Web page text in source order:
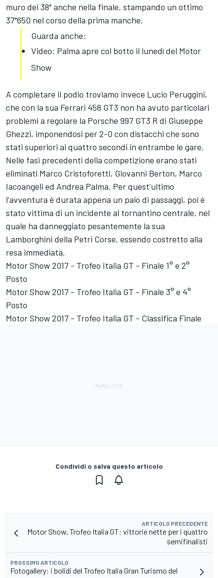
muro dei 38" anche nella finale, stampando un ottimo
37"650 nel corso della prima manche.
Guarda anche:
Video: Palma apre col botto il lunedì del Motor
Show
A completare il podio troviamo invece Lucio Peruggini,
che con la sua Ferrari 458 GT3 non ha avuto particolari
problemi a regolare la Porsche 997 GT3 R di Giuseppe
Ghezzi, imponendosi per 2-0 con distacchi che sono
stati superiori ai quattro secondi in entrambe le gare.
Nelle fasi precedenti della competizione erano stati
eliminati Marco Cristoforetti, Giovanni Berton, Marco
Iacoangeli ed Andrea Palma. Per quest'ultimo
l'avventura è durata appena un paio di passaggi, poi è
stato vittima di un incidente al tornantino centrale, nel
quale ha danneggiato pesantemente la sua
Lamborghini della Petri Corse, essendo costretto alla
resa immediata.
Motor Show 2017 - Trofeo Italia GT - Finale 1° e 2°
Posto
Motor Show 2017 - Trofeo Italia GT - Finale 3° e 4°
Posto
Motor Show 2017 - Trofeo Italia GT - Classifica Finale
Condividi o salva questo articolo
ARTICOLO PRECEDENTE
Motor Show, Trofeo Italia GT: vittorie nette per i quattro
semifinalisti
PROSSIMO ARTICOLO
Fotogallery: i bolidi del Trofeo Italia Gran Turismo del